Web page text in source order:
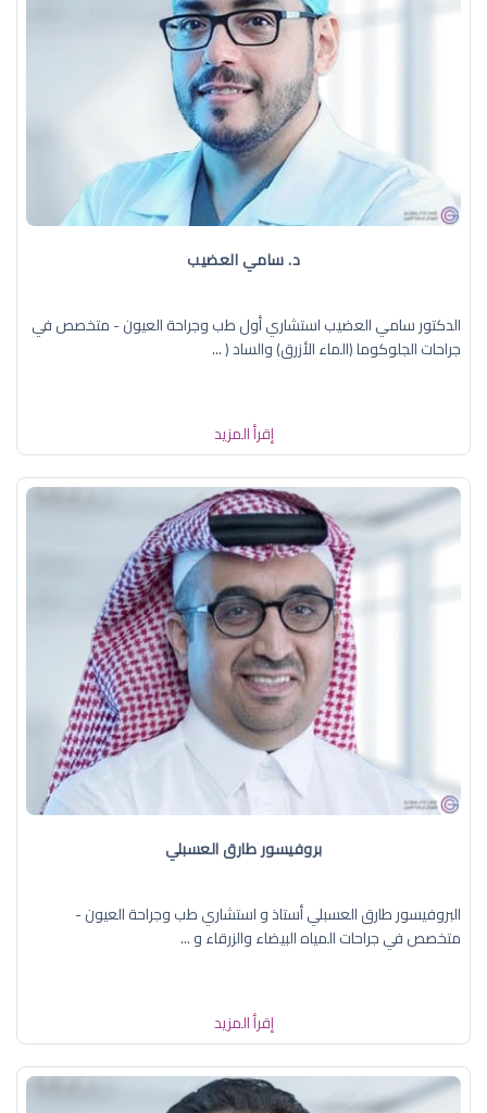
د. سامي العضيب
الدكتور سامي العضيب استشاري أول طب وجراحة العيون - متخصص في
جراحات الجلوكوما (الماء الأزرق) والساد ( ...
إقرأ المزيد
بروفيسور طارق العسبلي
البروفيسور طارق العسبلي أستاذ و استشاري طب وجراحة العيون -
متخصص في جراحات المياه البيضاء والزرقاء و ...
إقرأ المزيد